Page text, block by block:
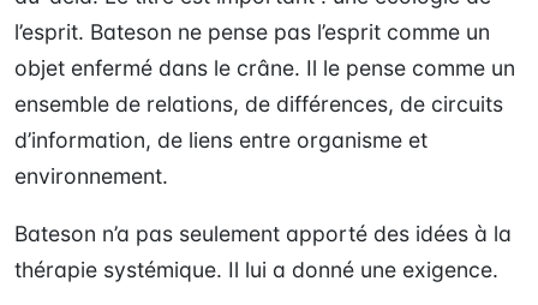
l’esprit. Bateson ne pense pas l’esprit comme un
objet enfermé dans le crâne. Il le pense comme un
ensemble de relations, de différences, de circuits
d’information, de liens entre organisme et
environnement.
Bateson n’a pas seulement apporté des idées à la
thérapie systémique. Il lui a donné une exigence.